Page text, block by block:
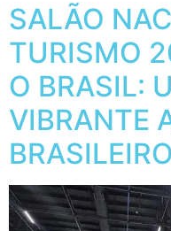
SALÃO
TURISMO
O BRASIL:
VIBRANTE
BRASILEIRO